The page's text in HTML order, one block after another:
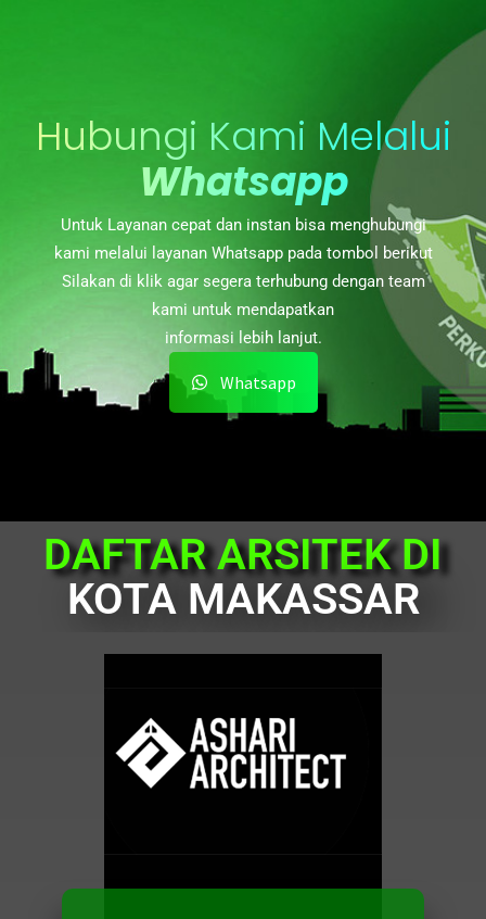
Hubungi Kami Melalui
Whatsapp
Untuk Layanan cepat dan instan bisa menghubungi
kami melalui layanan Whatsapp pada tombol berikut
Silakan di klik agar segera terhubung dengan team
kami untuk mendapatkan
informasi lebih lanjut.
Whatsapp
DAFTAR ARSITEK DI
KOTA MAKASSAR